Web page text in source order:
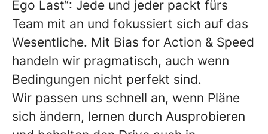
Ego Last“: Jede und jeder packt fürs
Team mit an und fokussiert sich auf das
Wesentliche. Mit Bias for Action & Speed
handeln wir pragmatisch, auch wenn
Bedingungen nicht perfekt sind.
Wir passen uns schnell an, wenn Pläne
sich ändern, lernen durch Ausprobieren